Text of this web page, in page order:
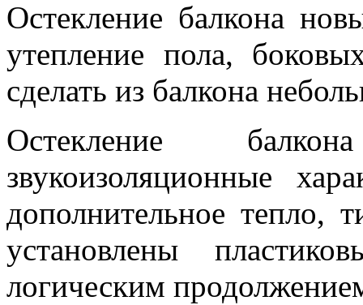
Остекление балкона
утепление пола,
сделать из балкона
Остекление
звукоизоляционные
дополнительное тепло,
установлены
логическим